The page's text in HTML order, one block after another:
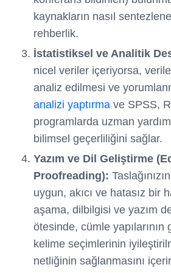
kaynakların nasıl
rehberlik.
İstatistiksel ve Analitik
nicel veriler içeriyorsa,
analiz edilmesi ve
analizi yaptırma ve SPSS,
programlarda uzman
bilimsel geçerliliğini sağlar.
Yazım ve Dil Geliştirme
Proofreading):
uygun, akıcı ve hatasız bir
aşama, dilbilgisi ve yazım
ötesinde, cümle yapılarının
kelime seçimlerinin
netliğinin sağlanmasını